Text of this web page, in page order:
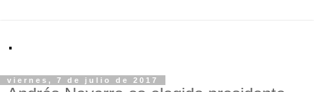
.
viernes, 7 de julio de 2017